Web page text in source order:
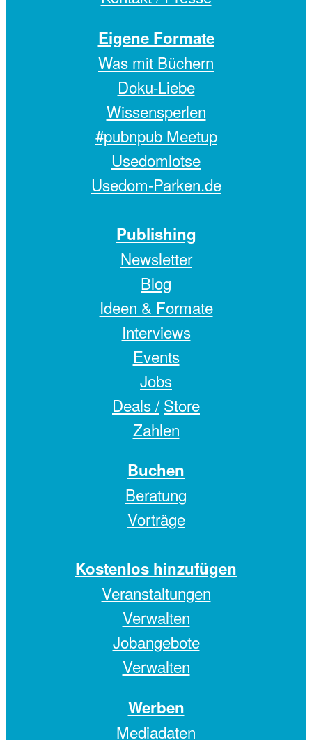
Eigene Formate
Was mit Büchern
Doku-Liebe
Wissensperlen
#pubnpub Meetup
Usedomlotse
Usedom-Parken.de
Publishing
Newsletter
Blog
Ideen & Formate
Interviews
Events
Jobs
Deals / Store
Zahlen
Buchen
Beratung
Vorträge
Kostenlos hinzufügen
Veranstaltungen
Verwalten
Jobangebote
Verwalten
Werben
Mediadaten